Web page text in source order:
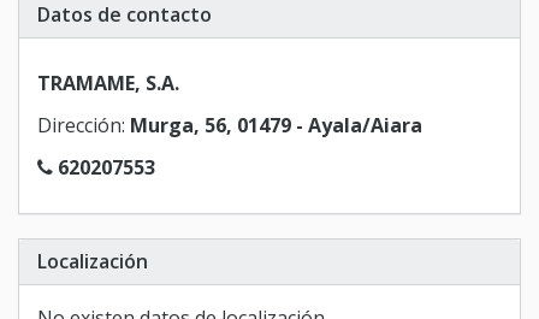
Datos de contacto
TRAMAME, S.A.
Dirección: Murga, 56, 01479 - Ayala/Aiara
620207553
Localización